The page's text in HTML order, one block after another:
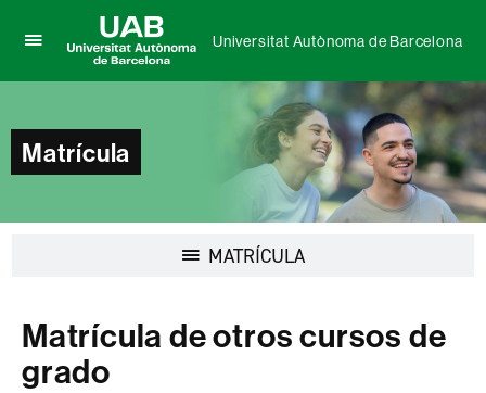
aquí
desplegar
el
menú
de
Barcelona
Universitat Autònoma de Barcelona
Matrícula
MATRÍCULA
Matrícula de otros cursos de
grado